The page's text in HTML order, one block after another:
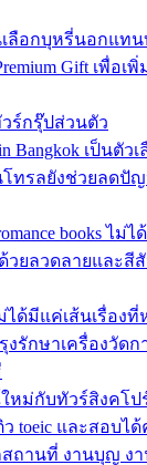
ลือกบุหรี่นอกแทน
Gift เพื่อ
ร์กรุ๊ปส่วนตัว
Bangkok เป็นตัว
ทรลยังช่วยลดปั
books ไม่
วยลวดลายและ
ม่ได้มีแค่เส้นเรื่อง
งรักษาเครื่องวัด
หม่กับทัวร์สิงคโป
toeic และสอบไ
ถานที่ งานบุญ งา